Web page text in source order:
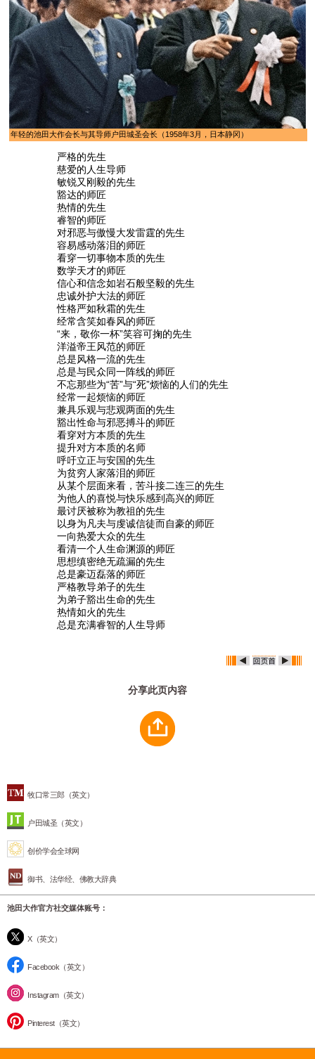
牧口常三郎（英文）
户田城圣（英文）
创价学会全球网
御书、法华经、佛教大辞典
池田大作官方社交媒体账号：
X（英文）
Facebook（英文）
Instagram（英文）
Pinterest（英文）
年轻的池田大作会长与其导师户田城圣会长（1958年3月，日本静冈）
严格的先生
慈爱的人生导师
敏锐又刚毅的先生
豁达的师匠
热情的先生
睿智的师匠
对邪恶与傲慢大发雷霆的先生
容易感动落泪的师匠
看穿一切事物本质的先生
数学天才的师匠
信心和信念如岩石般坚毅的先生
忠诚外护大法的师匠
性格严如秋霜的先生
经常含笑如春风的师匠
“来，敬你一杯”笑容可掬的先生
洋溢帝王风范的师匠
总是风格一流的先生
总是与民众同一阵线的师匠
不忘那些为“苦”与“死”烦恼的人们的先生
经常一起烦恼的师匠
兼具乐观与悲观两面的先生
豁出性命与邪恶搏斗的师匠
看穿对方本质的先生
提升对方本质的名师
呼吁立正与安国的先生
为贫穷人家落泪的师匠
从某个层面来看，苦斗接二连三的先生
为他人的喜悦与快乐感到高兴的师匠
最讨厌被称为教祖的先生
以身为凡夫与虔诚信徒而自豪的师匠
一向热爱大众的先生
看清一个人生命渊源的师匠
思想缜密绝无疏漏的先生
总是豪迈磊落的师匠
严格教导弟子的先生
为弟子豁出生命的先生
热情如火的先生
总是充满睿智的人生导师
分享此页内容